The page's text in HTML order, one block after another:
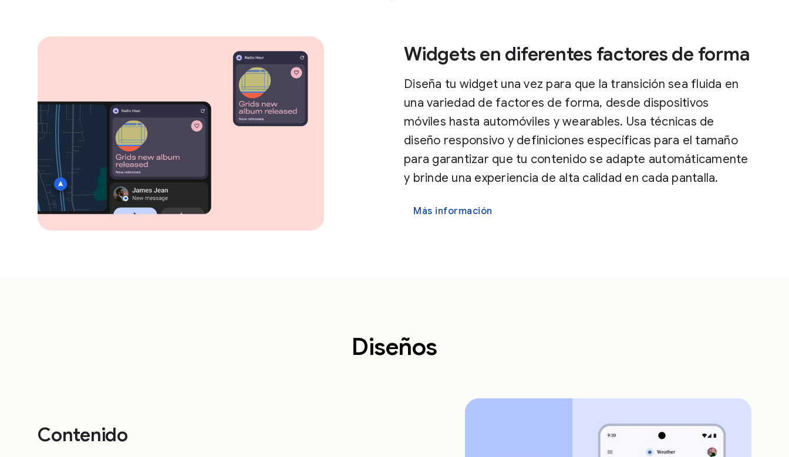
Widgets en diferentes factores de forma
Diseña tu widget una vez para que la transición sea fluida en
una variedad de factores de forma, desde dispositivos
móviles hasta automóviles y wearables. Usa técnicas de
diseño responsivo y definiciones específicas para el tamaño
para garantizar que tu contenido se adapte automáticamente
y brinde una experiencia de alta calidad en cada pantalla.
Más información
Diseños
Contenido